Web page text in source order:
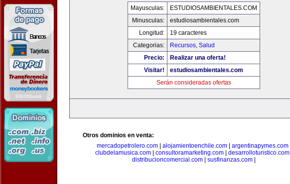
Mayusculas:
ESTUDIOSAMBIENTALES.COM
Minusculas:
estudiosambientales.com
Longitud:
19 caracteres
Categorias:
Recursos, Salud
Precio:
Realizar una oferta!
Visitar!
estudiosambientales.com
Serán consideradas ofertas
Otros dominios en venta:
mercadopetrolero.com| alojamientoenchile.com| argentinapymes.com|
clubdelamusica.com
consultoramarketing.com desarrolloturistico.com
distribucioncomercial.com
susfinanzas.com